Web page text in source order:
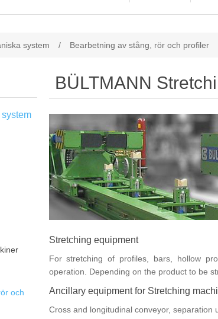
system / Bearbetning av stång, rör och profiler
och
BÜLTMANN
Stretching equipment
For stretching of profiles, bars, hollow
operation. Depending on the product to be
Ancillary equipment for Stretching
Cross and longitudinal conveyor, separation